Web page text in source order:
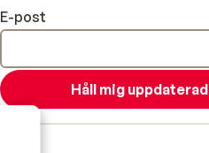
E-post
Håll mig uppdaterad